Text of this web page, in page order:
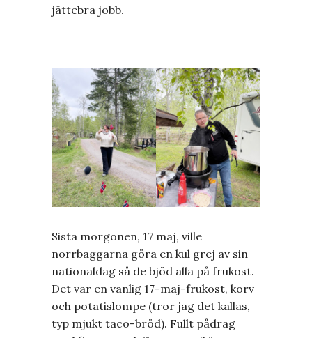
jättebra jobb.
Sista morgonen, 17 maj, ville
norrbaggarna göra en kul grej av sin
nationaldag så de bjöd alla på frukost.
Det var en vanlig 17-maj-frukost, korv
och potatislompe (tror jag det kallas,
typ mjukt taco-bröd). Fullt pådrag